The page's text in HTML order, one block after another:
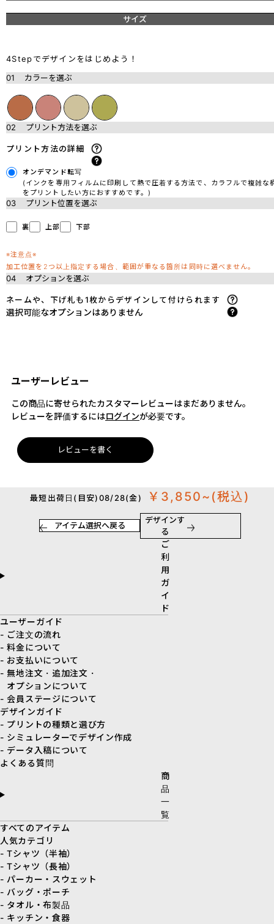
サイズ
4Stepでデザインをはじめよう！
01
カラーを選ぶ
02 プリント方法を選ぶ
プリント方法の詳細
オンデマンド転写
(インクを専用フィルムに印刷して熱で圧着する方法で、カラフルで複雑な
をプリントしたい方におすすめです。)
03 プリント位置を選ぶ
裏 上部 下部
※注意点※
加工位置を2つ以上指定する場合、範囲が重なる箇所は同時に選べません。
04 オプションを選ぶ
ネームや、下げ札も1枚からデザインして付けられます
選択可能なオプションはありません
ユーザーレビュー
この商品に寄せられたカスタマーレビューはまだありません。
レビューを評価するにはログインが必要です。
レビューを書く
最短出荷日(目安)08/28(金) ￥3,850~ (税込)
アイテム選択へ戻る
デザインす
る
ご
利
用
ガ
イ
ド
ユーザーガイド
- ご注文の流れ
- 料金について
- お支払いについて
- 無地注文・追加注文・
オプションについて
- 会員ステージについて
デザインガイド
- プリントの種類と選び方
- シミュレーターでデザイン作成
- データ入稿について
よくある質問
商
品
一
覧
すべてのアイテム
人気カテゴリ
- Tシャツ（半袖）
- Tシャツ（長袖）
- パーカー・スウェット
- バッグ・ポーチ
- タオル・布製品
- キッチン・食器